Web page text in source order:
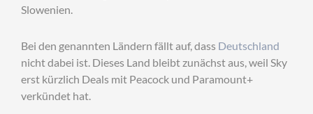
Slowenien.
Bei den genannten Ländern fällt auf, dass Deutschland
nicht dabei ist. Dieses Land bleibt zunächst aus, weil Sky
erst kürzlich Deals mit Peacock und Paramount+
verkündet hat.